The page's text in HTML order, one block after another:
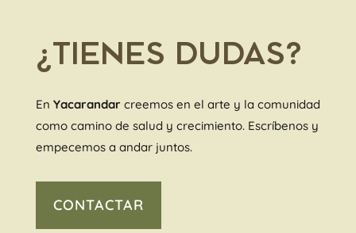
¿TIENES DUDAS?
En Yacarandarcreemos en el arte y la comunidad
como camino de salud y crecimiento. Escríbenos y
empecemos a andar juntos.
CONTACTAR